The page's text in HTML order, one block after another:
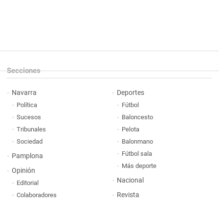
Secciones
Navarra
Política
Sucesos
Tribunales
Sociedad
Pamplona
Opinión
Editorial
Colaboradores
Deportes
Fútbol
Baloncesto
Pelota
Balonmano
Fútbol sala
Más deporte
Nacional
Revista